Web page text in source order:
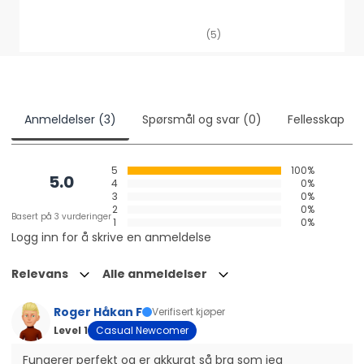
(5)
Anmeldelser (3) Spørsmål og svar (0) Fellesskap
5.0
Basert på 3 vurderinger
5
100%
4
0%
3
0%
2
0%
1
0%
Logg inn for å skrive en anmeldelse
Relevans Alle anmeldelser
Roger Håkan F
Verifisert kjøper
Level 1
Casual Newcomer
Fungerer perfekt og er akkurat så bra som jeg